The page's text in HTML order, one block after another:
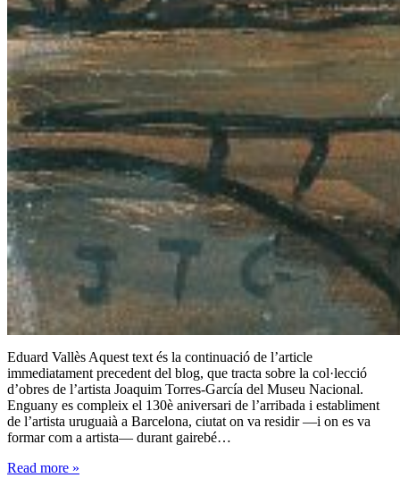
Eduard Vallès Aquest text és la continuació de l’article
immediatament precedent del blog, que tracta sobre la col·lecció
d’obres de l’artista Joaquim Torres-García del Museu Nacional.
Enguany es compleix el 130è aniversari de l’arribada i establiment
de l’artista uruguaià a Barcelona, ciutat on va residir —i on es va
formar com a artista— durant gairebé…
Read more »